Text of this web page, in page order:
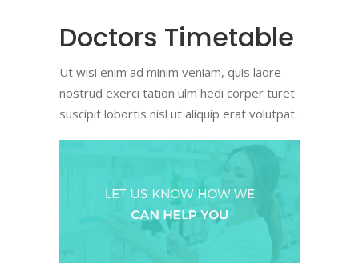
Doctors Timetable
Ut wisi enim ad minim veniam, quis laore
nostrud exerci tation ulm hedi corper turet
suscipit lobortis nisl ut aliquip erat volutpat.